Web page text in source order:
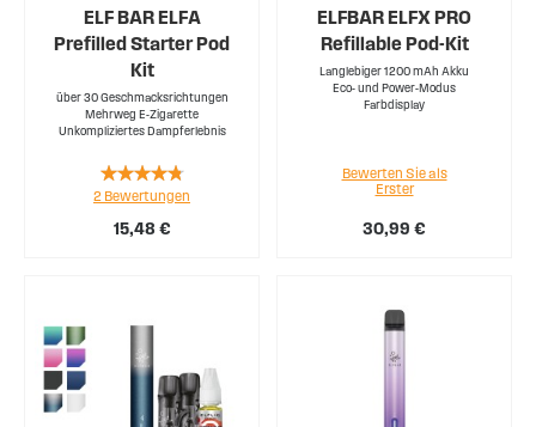
ELF BAR ELFA
Prefilled Starter Pod
Kit
über 30 Geschmacksrichtungen
Mehrweg E-Zigarette
Unkompliziertes Dampferlebnis
15,48 €
Rating:
90%
2 Bewertungen
ELFBAR ELFX PRO
Refillable Pod-Kit
Langlebiger 1200 mAh Akku
Eco- und Power-Modus
Farbdisplay
30,99 €
Bewerten Sie als
Erster